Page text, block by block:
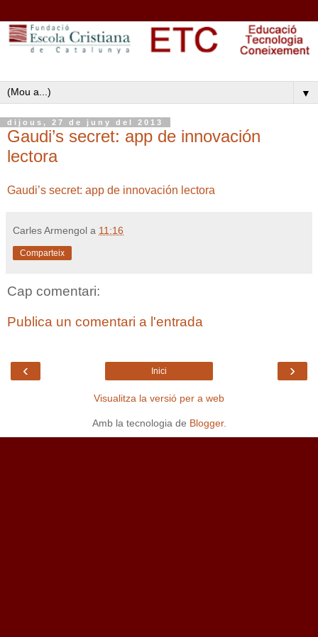
▼
dijous, 27 de juny del 2013
Gaudi’s secret: app de innovación
lectora
Gaudi’s secret: app de innovación lectora
Carles Armengol a 11:16
Comparteix
Cap comentari:
Publica un comentari a l'entrada
‹ ›
Inici
Visualitza la versió per a web
Amb la tecnologia de Blogger.